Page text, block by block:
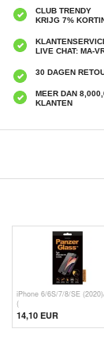
CLUB TRENDY
KRIJG 7%
LIVE CHAT: MA-
30 DAGEN
MEER DAN
KLANTEN
iPhone 6/6S/7/8/SE
(
14,10 EUR